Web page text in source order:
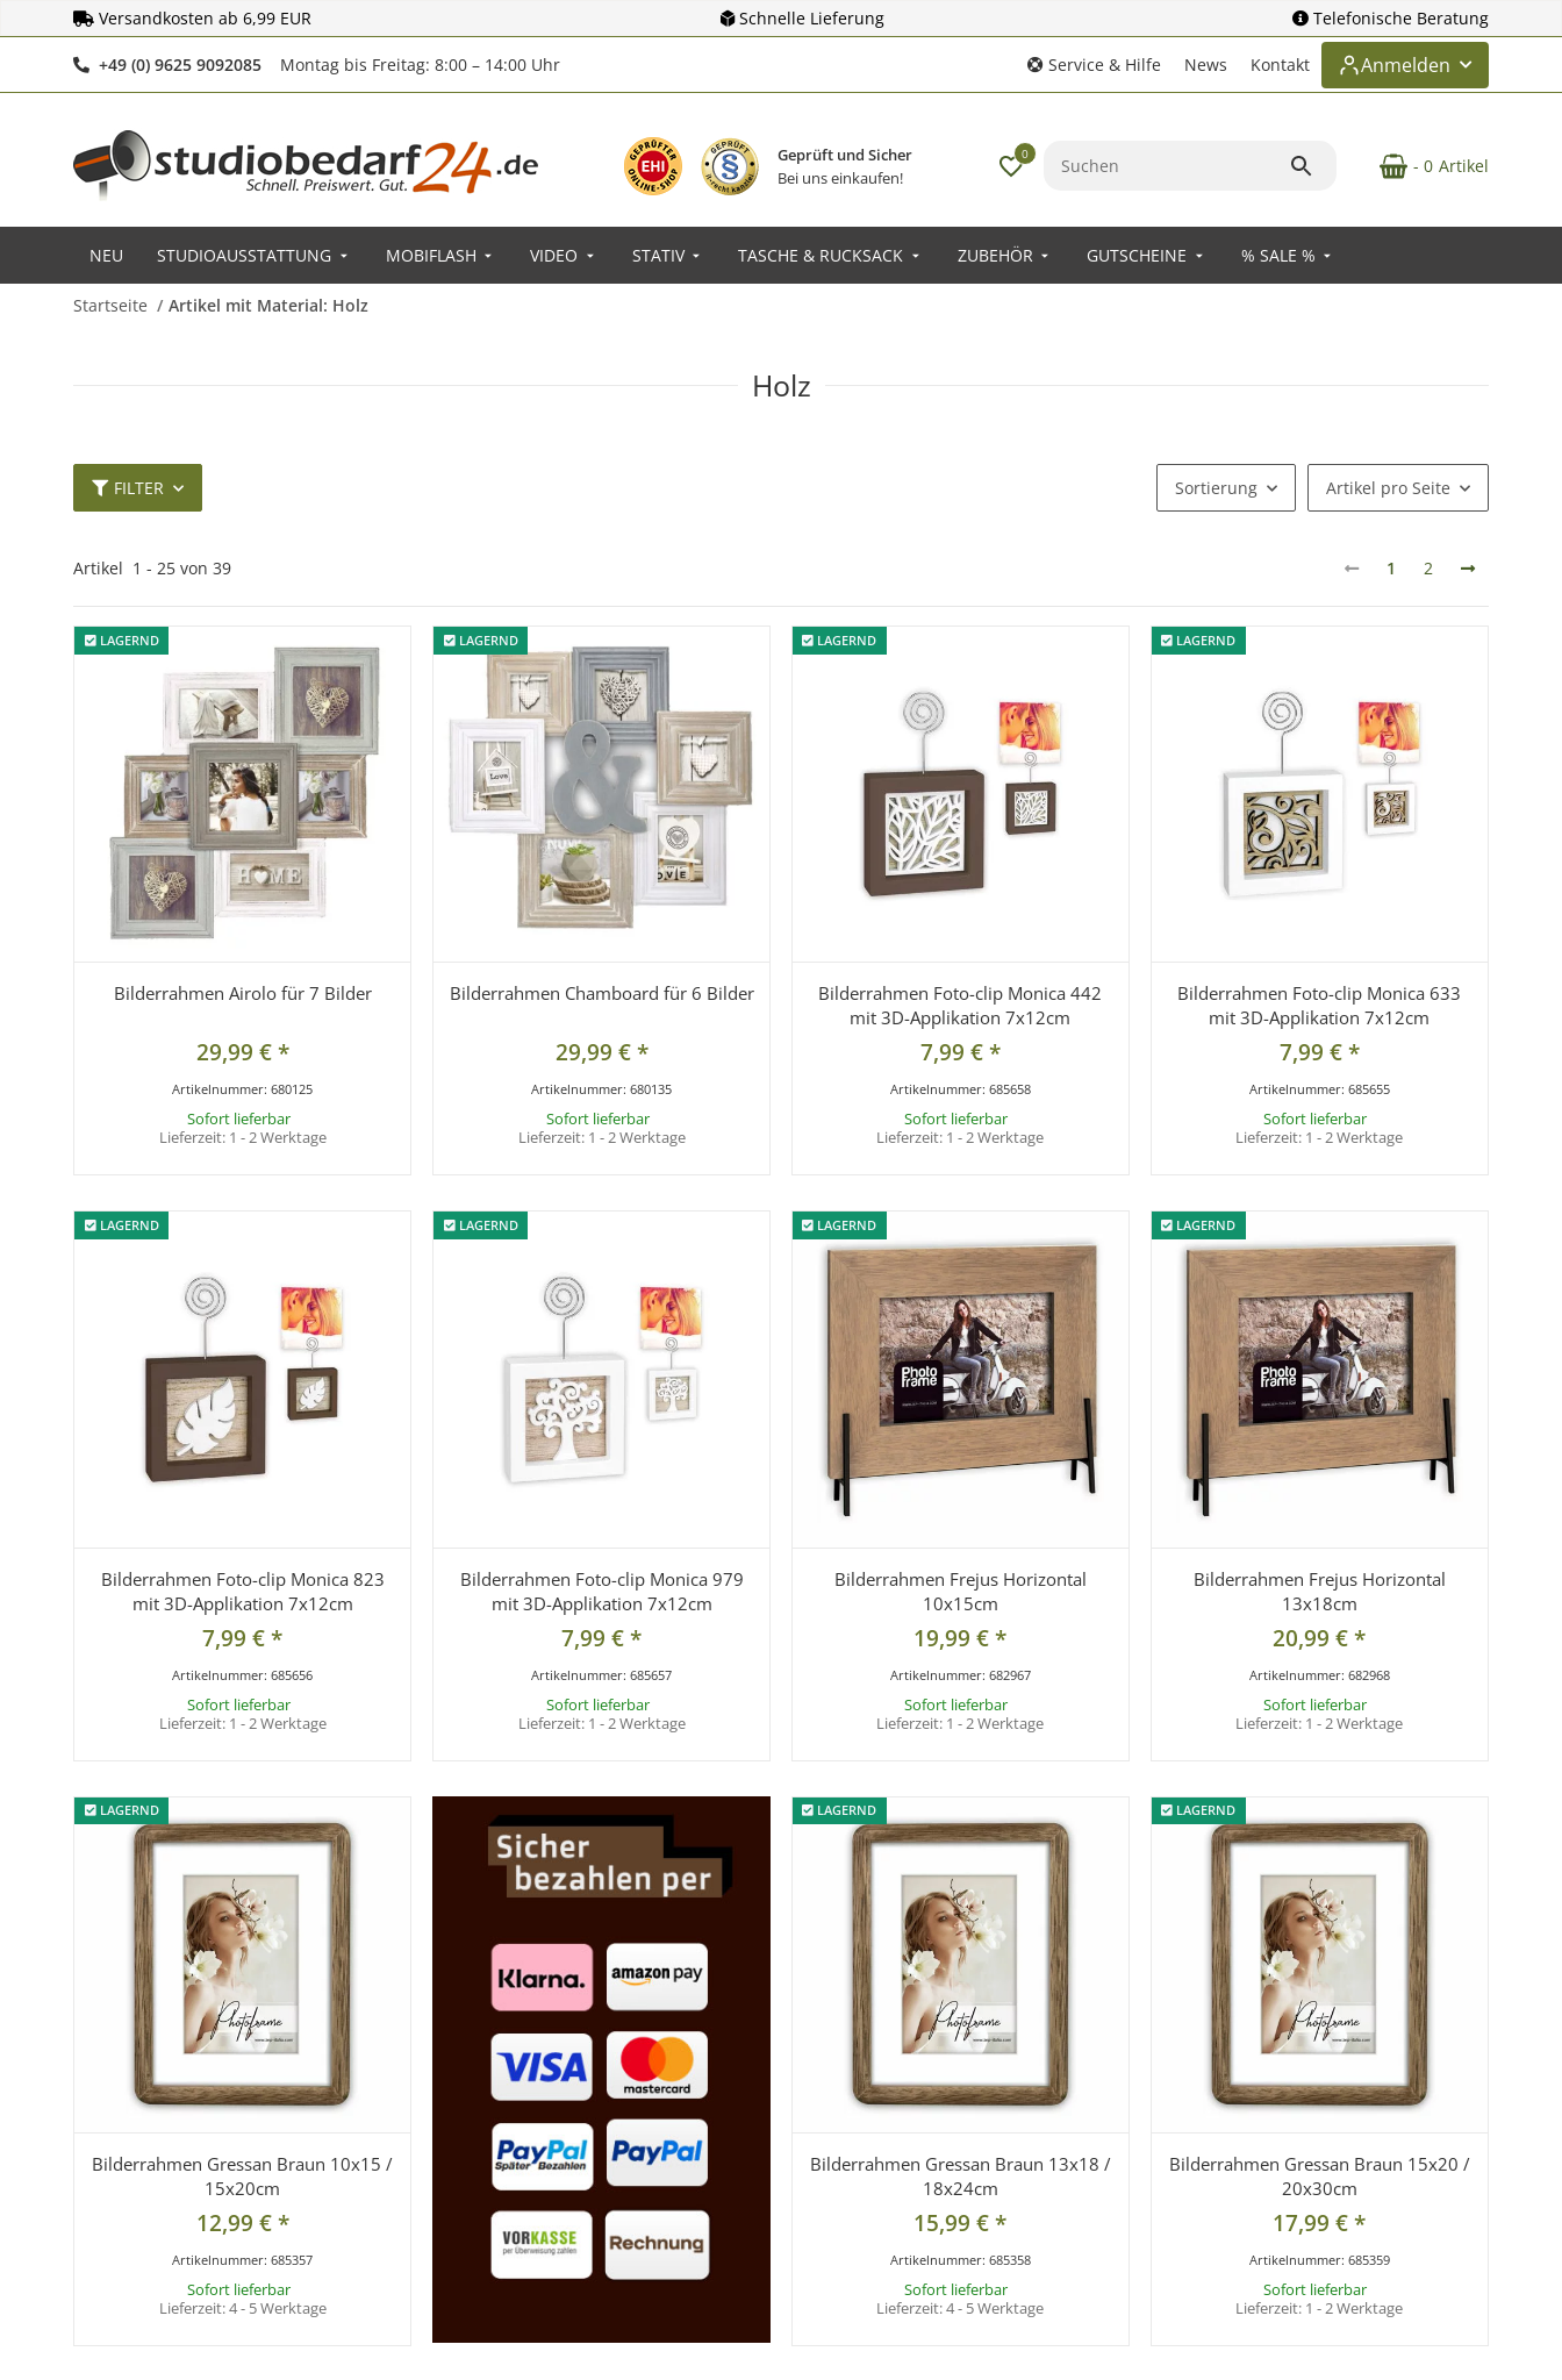
Versandkosten ab 6,99 EUR Schnelle Lieferung Telefonische Beratung
+49 (0) 9625 9092085Telefonnummer
Montag bis Freitag: 8:00 – 14:00 Uhr Service & Hilfe News Kontakt Anmelden
Geprüft und Sicher
Bei uns einkaufen!
0
- 0 Artikel
NEU STUDIOAUSSTATTUNG MOBIFLASH VIDEO STATIV TASCHE & RUCKSACK ZUBEHÖR GUTSCHEINE % SALE %
Startseite Artikel mit Material: Holz
Holz
FILTER Sortierung Artikel pro Seite
Artikel 1 - 39 von 39 1 2
LAGERND
LAGERND
Bilderrahmen Airolo für 7 Bilder
29,99 €*
Artikelnummer:680125
Sofort lieferbar
Lieferzeit: 1 - 2 Werktage
LAGERND
LAGERND
Bilderrahmen Chamboard für 6 Bilder
29,99 €*
Artikelnummer:680135
Sofort lieferbar
Lieferzeit: 1 - 2 Werktage
LAGERND
LAGERND
Bilderrahmen Foto-clip Monica 442
mit 3D-Applikation 7x12cm
7,99 €*
Artikelnummer: 685658
Sofort lieferbar
Lieferzeit: 1 - 2 Werktage
LAGERND
LAGERND
Bilderrahmen Foto-clip Monica 633
mit 3D-Applikation 7x12cm
7,99 €*
Artikelnummer: 685655
Sofort lieferbar
Lieferzeit: 1 - 2 Werktage
LAGERND
LAGERND
Bilderrahmen Foto-clip Monica 823
mit 3D-Applikation 7x12cm
7,99 €*
Artikelnummer:685656
Sofort lieferbar
Lieferzeit: 1 - 2 Werktage
LAGERND
LAGERND
Bilderrahmen Foto-clip Monica 979
mit 3D-Applikation 7x12cm
7,99 €*
Artikelnummer:685657
Sofort lieferbar
Lieferzeit: 1 - 2 Werktage
LAGERND
LAGERND
Bilderrahmen Frejus Horizontal
10x15cm
19,99 €*
Artikelnummer: 682967
Sofort lieferbar
Lieferzeit: 1 - 2 Werktage
LAGERND
LAGERND
Bilderrahmen Frejus Horizontal
13x18cm
20,99 €*
Artikelnummer: 682968
Sofort lieferbar
Lieferzeit: 1 - 2 Werktage
LAGERND
LAGERND
Bilderrahmen Gressan Braun 10x15 /
15x20cm
12,99 €*
Artikelnummer:685357
Sofort lieferbar
Lieferzeit:4 - 5 Werktage
LAGERND
LAGERND
Bilderrahmen Gressan Braun 13x18 /
18x24cm
15,99 €*
Artikelnummer: 685358
Sofort lieferbar
Lieferzeit:4 - 5 Werktage
LAGERND
LAGERND
Bilderrahmen Gressan Braun 15x20 /
20x30cm
17,99 €*
Artikelnummer: 685359
Sofort lieferbar
Lieferzeit: 1 - 2 Werktage